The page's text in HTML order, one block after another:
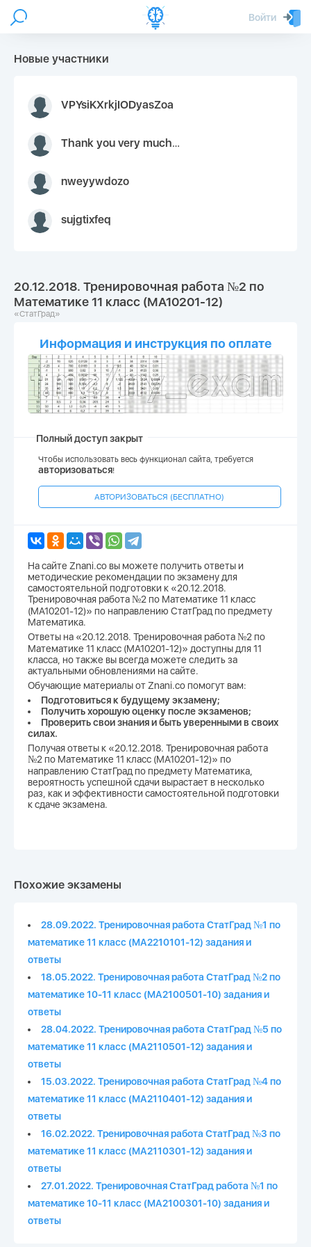
Войти
Новые участники
VPYsiKXrkjIODyasZoa
Thank you very much for your inquiry We appreciate you 9126052 https://youtube.com faceapple !
nweyywdozo
sujgtixfeq
20.12.2018. Тренировочная работа №2 по
Математике 11 класс (МА10201-12)
«СтатГрад»
Информация и инструкция по оплате
Полный доступ закрыт
Чтобы использовать весь функционал сайта, требуется
авторизоваться!
АВТОРИЗОВАТЬСЯ (БЕСПЛАТНО)
На сайте Znani.co вы можете получить ответы и
методические рекомендации по экзамену для
самостоятельной подготовки к «20.12.2018.
Тренировочная работа №2 по Математике 11 класс
(МА10201-12)» по направлению СтатГрад по предмету
Математика.
Ответы на «20.12.2018. Тренировочная работа №2 по
Математике 11 класс (МА10201-12)» доступны для 11
класса, но также вы всегда можете следить за
актуальными обновлениями на сайте.
Обучающие материалы от Znani.co помогут вам:
Подготовиться к будущему экзамену;
Получить хорошую оценку после экзаменов;
Проверить свои знания и быть уверенными в своих
силах.
Получая ответы к «20.12.2018. Тренировочная работа
№2 по Математике 11 класс (МА10201-12)» по
направлению СтатГрад по предмету Математика,
вероятность успешной сдачи вырастает в несколько
раз, как и эффективности самостоятельной подготовки
к сдаче экзамена.
Похожие экзамены
28.09.2022. Тренировочная работа СтатГрад №1 по
математике 11 класс (МА2210101-12) задания и
ответы
18.05.2022. Тренировочная работа СтатГрад №2 по
математике 10-11 класс (МА2100501-10) задания и
ответы
28.04.2022. Тренировочная работа СтатГрад №5 по
математике 11 класс (МА2110501-12) задания и
ответы
15.03.2022. Тренировочная работа СтатГрад №4 по
математике 11 класс (МА2110401-12) задания и
ответы
16.02.2022. Тренировочная работа СтатГрад №3 по
математике 11 класс (МА2110301-12) задания и
ответы
27.01.2022. Тренировочная СтатГрад работа №1 по
математике 10-11 класс (МА2100301-10) задания и
ответы